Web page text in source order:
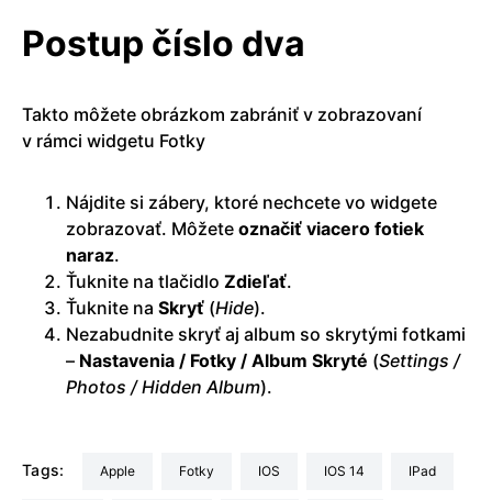
Postup číslo dva
Takto môžete obrázkom zabrániť v zobrazovaní
v rámci widgetu Fotky
Nájdite si zábery, ktoré nechcete vo widgete
zobrazovať. Môžete označiť viacero fotiek
naraz.
Ťuknite na tlačidlo Zdieľať.
Ťuknite na Skryť (Hide).
Nezabudnite skryť aj album so skrytými fotkami
– Nastavenia / Fotky / Album Skryté (Settings /
Photos / Hidden Album).
Tags: Apple Fotky iOS iOS 14 iPad